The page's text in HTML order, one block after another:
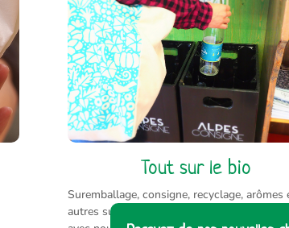
Tout sur le bio
Suremballage, consigne, recyclage, arômes
autres sujets d’actualité :